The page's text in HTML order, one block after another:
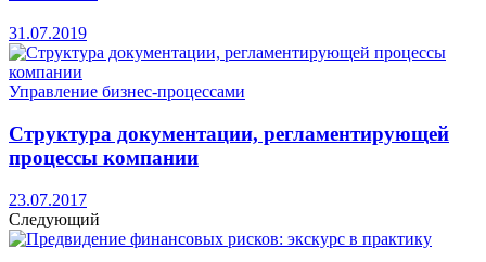
31.07.2019
Управление бизнес-процессами
Структура документации, регламентирующей
процессы компании
23.07.2017
Следующий